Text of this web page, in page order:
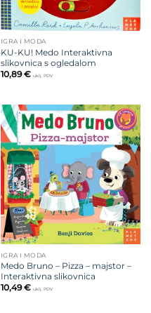
IGRA I MODA
KU-KU! Medo Interaktivna
slikovnica s ogledalom
10,89€ uklj. PDV
Dodajte
na listu
želja
IGRA I MODA
Medo Bruno – Pizza – majstor –
Interaktivna slikovnica
10,49€ uklj. PDV